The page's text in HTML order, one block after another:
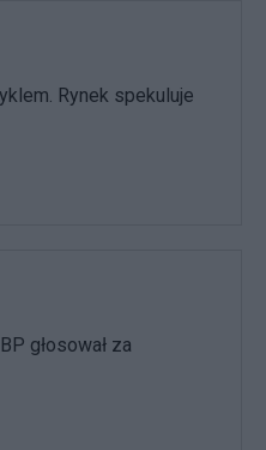
Rynek spekuluje
głosował za